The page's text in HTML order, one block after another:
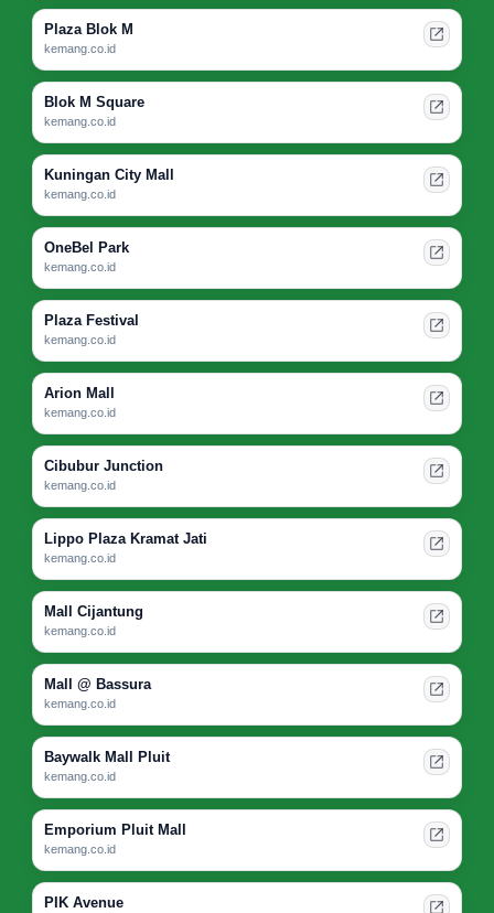
Plaza Blok M
kemang.co.id
Blok M Square
kemang.co.id
Kuningan City Mall
kemang.co.id
OneBel Park
kemang.co.id
Plaza Festival
kemang.co.id
Arion Mall
kemang.co.id
Cibubur Junction
kemang.co.id
Lippo Plaza Kramat Jati
kemang.co.id
Mall Cijantung
kemang.co.id
Mall @ Bassura
kemang.co.id
Baywalk Mall Pluit
kemang.co.id
Emporium Pluit Mall
kemang.co.id
PIK Avenue